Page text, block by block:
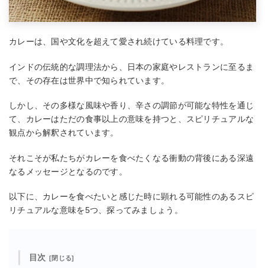
カレーは、国や文化を超えて愛され続けている料理です。
インドの伝統的な調理法から、日本の家庭やレストランに至るま
で、その存在は世界中で知られています。
しかし、その多様な風味や香り、辛さの調節が可能な特性を通じ
て、カレーはただの食事以上の意味を持つと、スピリチュアルな
観点から解釈されています。
それこそが私たちがカレーを食べたくなる衝動の背後にある深遠
なるメッセージとなるのです。
以下に、カレーを食べたいと感じた時に顕れる可能性のあるスピ
リチュアルな意味を5つ、探ってみましょう。
目次